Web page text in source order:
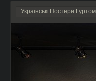
Українські Постери Гуртом